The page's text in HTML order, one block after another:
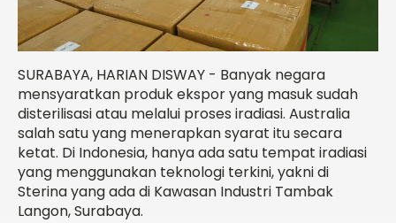
SURABAYA, HARIAN DISWAY - Banyak negara
mensyaratkan produk ekspor yang masuk sudah
disterilisasi atau melalui proses iradiasi. Australia
salah satu yang menerapkan syarat itu secara
ketat. Di Indonesia, hanya ada satu tempat iradiasi
yang menggunakan teknologi terkini, yakni di
Sterina yang ada di Kawasan Industri Tambak
Langon, Surabaya.